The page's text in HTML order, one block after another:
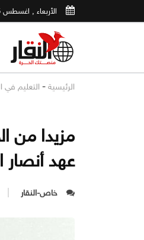
الأربعاء , اغسطس 5 , 2026
الرئيسية - التعليم في
مزيدا من
عهد أنصار
خاص-النقار